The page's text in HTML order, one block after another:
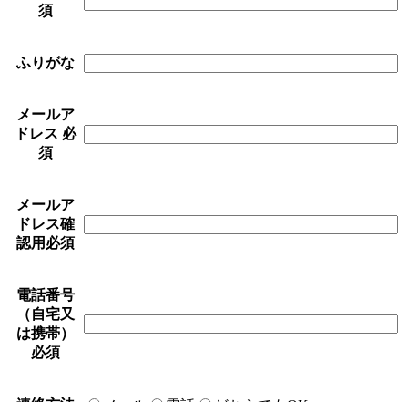
須
ふりがな
メールア
ドレス 必
須
メールア
ドレス確
認用 必須
電話番号
（自宅又
は携帯）
必須